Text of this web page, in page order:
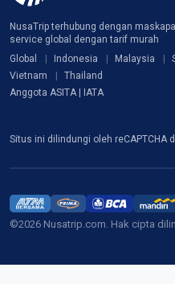
NusaTrip terhubung dengan
service global dengan tarif murah
Global
Indonesia Malaysia
Vietnam
Thailand
Anggota ASITA | IATA
Situs ini dilindungi oleh reCAPTCHA
©2026 Nusatrip.com. Hak cipta